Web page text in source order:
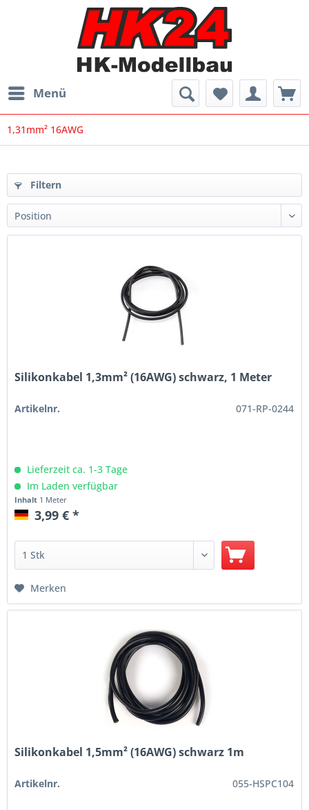
Menü
1,31mm² 16AWG
Filtern
Silikonkabel 1,3mm² (16AWG) schwarz, 1 Meter
Artikelnr. 071-RP-0244
Lieferzeit ca. 1-3 Tage
Im Laden verfügbar
Inhalt 1 Meter
3,99 € *
Merken
Silikonkabel 1,5mm² (16AWG) schwarz 1m
Artikelnr. 055-HSPC104